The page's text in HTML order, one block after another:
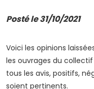
Posté le 31/10/2021
Voici les opinions
les ouvrages du collectif
tous les avis, positifs,
soient pertinents.